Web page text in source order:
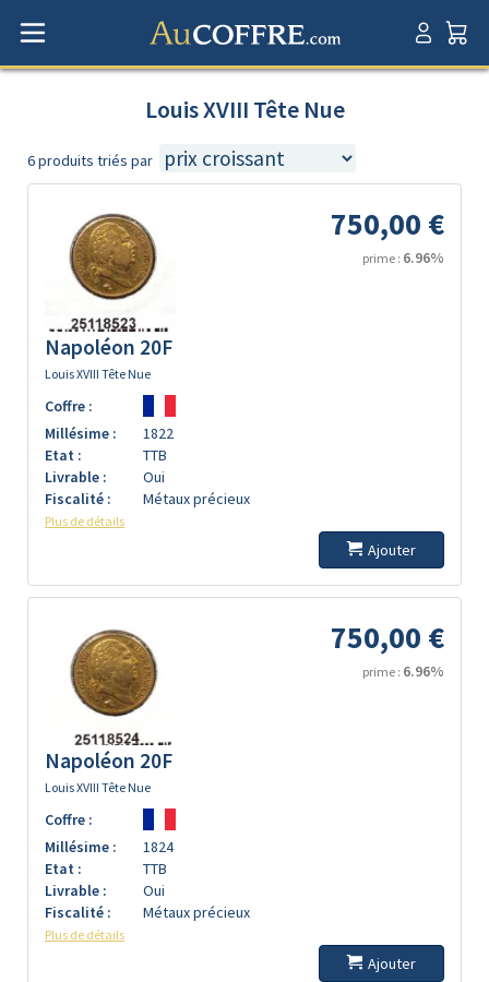
Louis XVIII Tête Nue
6 produits triés par
750,00 €
prime : 6.96%
Napoléon 20F
Louis XVIII Tête Nue
Coffre :
Millésime :
1822
Etat :
TTB
Livrable :
Oui
Fiscalité :
Métaux précieux
Plus de détails
Ajouter
750,00 €
prime : 6.96%
Napoléon 20F
Louis XVIII Tête Nue
Coffre :
Millésime :
1824
Etat :
TTB
Livrable :
Oui
Fiscalité :
Métaux précieux
Plus de détails
Ajouter